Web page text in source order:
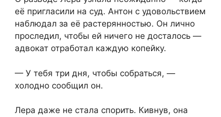
её пригласили на суд. Антон с удовольствием
наблюдал за её растерянностью. Он лично
проследил, чтобы ей ничего не досталось —
адвокат отработал каждую копейку.
— У тебя три дня, чтобы собраться, —
холодно сообщил он.
Лера даже не стала спорить. Кивнув, она